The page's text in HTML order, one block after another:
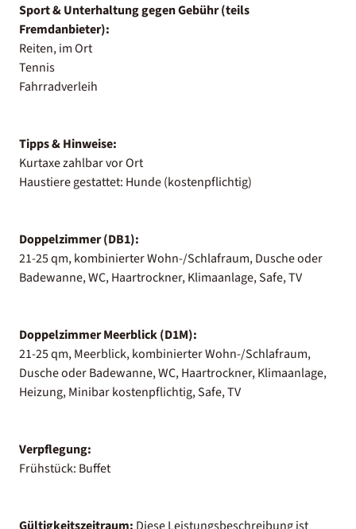
Sport & Unterhaltung gegen Gebühr (teils
Fremdanbieter):
Reiten, im Ort
Tennis
Fahrradverleih
Tipps & Hinweise:
Kurtaxe zahlbar vor Ort
Haustiere gestattet: Hunde (kostenpflichtig)
Doppelzimmer (DB1):
21-25 qm, kombinierter Wohn-/Schlafraum, Dusche oder
Badewanne, WC, Haartrockner, Klimaanlage, Safe, TV
Doppelzimmer Meerblick (D1M):
21-25 qm, Meerblick, kombinierter Wohn-/Schlafraum,
Dusche oder Badewanne, WC, Haartrockner, Klimaanlage,
Heizung, Minibar kostenpflichtig, Safe, TV
Verpflegung:
Frühstück: Buffet